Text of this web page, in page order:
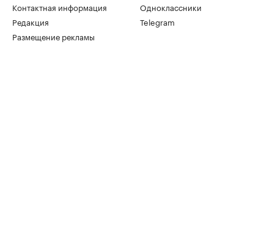
Контактная информация
Редакция
Размещение рекламы
Одноклассники
Telegram